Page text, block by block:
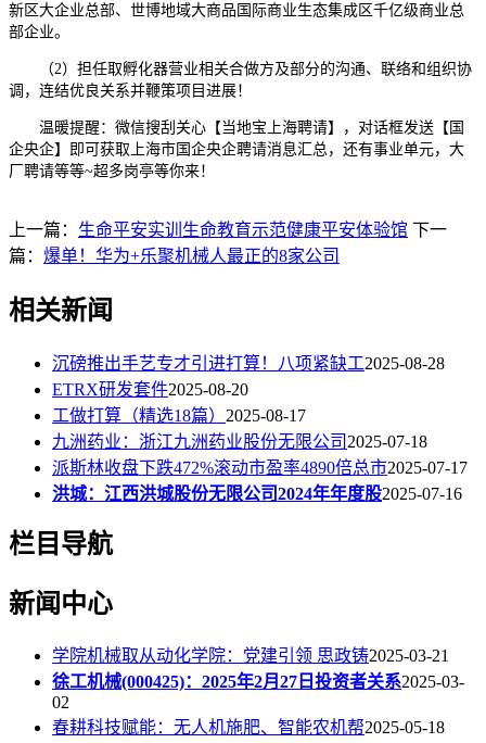
新区大企业总部、世博地域大商品国际商业生态集成区千亿级商业总
部企业。
（2）担任取孵化器营业相关合做方及部分的沟通、联络和组织协
调，连结优良关系并鞭策项目进展！
温暖提醒：微信搜刮关心【当地宝上海聘请】，对话框发送【国
企央企】即可获取上海市国企央企聘请消息汇总，还有事业单元，大
厂聘请等等~超多岗亭等你来！
上一篇： 生命平安实训生命教育示范健康平安体验馆 下一
篇： 爆单！华为+乐聚机械人最正的8家公司
相关新闻
沉磅推出手艺专才引进打算！八项紧缺工2025-08-28
ETRX研发套件2025-08-20
工做打算（精选18篇） 2025-08-17
九洲药业：浙江九洲药业股份无限公司 2025-07-18
派斯林收盘下跌472%滚动市盈率4890倍总市2025-07-17
洪城：江西洪城股份无限公司2024年年度股2025-07-16
栏目导航
新闻中心
学院机械取从动化学院：党建引领 思政铸2025-03-21
徐工机械(000425)：2025年2月27日投资者关系2025-03-
02
春耕科技赋能：无人机施肥、智能农机帮2025-05-18